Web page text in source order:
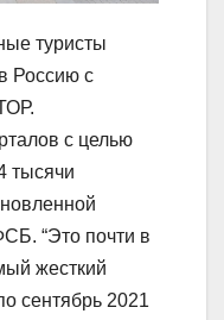
туристы
Россию с
с целью
тысячи
“Это почти в
жесткий
сентябрь 2021